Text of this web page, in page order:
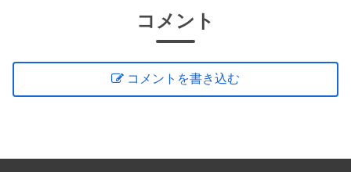
コメント
コメントを書き込む